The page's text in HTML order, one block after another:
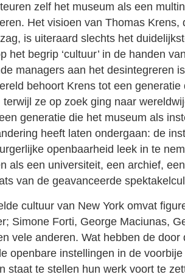
zelf het museum als een
Het visioen van Thomas Krens,
is uiteraard slechts het
het begrip ‘cultuur’ in de handen
managers aan het desintegreren
behoort Krens tot een generatie
terwijl ze op zoek ging naar
generatie die het museum als
heeft laten ondergaan: de
openbaarheid leek in te
als een universiteit, een archief,
van de geavanceerde
cultuur van New York omvat
Simone Forti, George Maciunas,
vele anderen. Wat hebben de door
openbare instellingen in de
staat te stellen hun werk voort te